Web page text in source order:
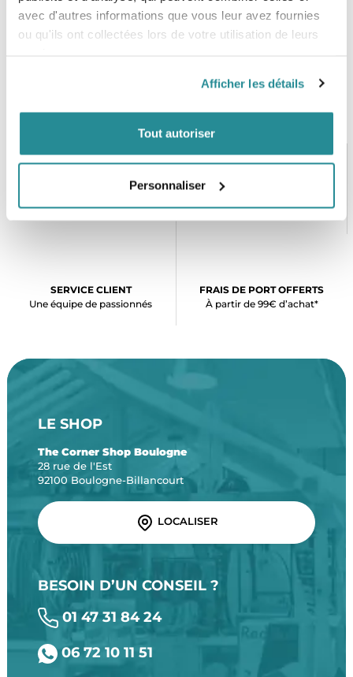
avec d'autres informations que vous leur avez fournies
ou qu'ils ont collectées lors de votre utilisation de leurs
Afficher les détails
Tout autoriser
Personnaliser
SERVICE CLIENT
Une équipe de passionnés
FRAIS DE PORT OFFERTS
À partir de 99€ d’achat*
LE SHOP
The Corner Shop Boulogne
28 rue de l'Est
92100 Boulogne-Billancourt
LOCALISER
BESOIN D’UN CONSEIL ?
01 47 31 84 24
06 72 10 11 51